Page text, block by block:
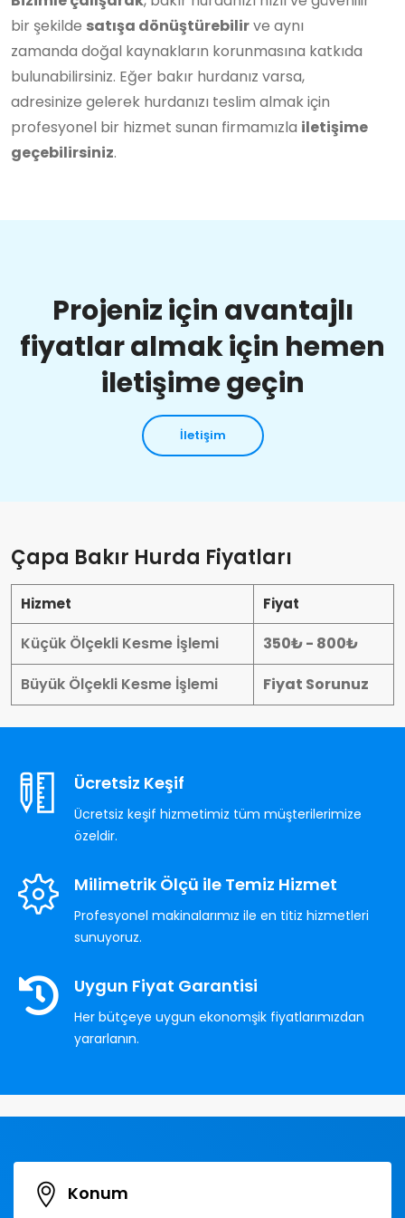
bir şekilde satışa dönüştürebilirve aynı
zamanda doğal kaynakların korunmasına katkıda
bulunabilirsiniz. Eğer bakır hurdanız varsa,
adresinize gelerek hurdanızı teslim almak için
profesyonel bir hizmet sunan firmamızla iletişime
geçebilirsiniz.
Projeniz için avantajlı
fiyatlar almak için hemen
iletişime geçin
İletişim
Çapa Bakır Hurda Fiyatları
Hizmet Fiyat
Küçük Ölçekli Kesme İşlemi
350₺ - 800₺
Büyük Ölçekli Kesme İşlemi
Fiyat Sorunuz
Ücretsiz Keşif
Ücretsiz keşif hizmetimiz tüm müşterilerimize
özeldir.
Milimetrik Ölçü ile Temiz Hizmet
Profesyonel makinalarımız ile en titiz hizmetleri
sunuyoruz.
Uygun Fiyat Garantisi
Her bütçeye uygun ekonomşik fiyatlarımızdan
yararlanın.
Konum